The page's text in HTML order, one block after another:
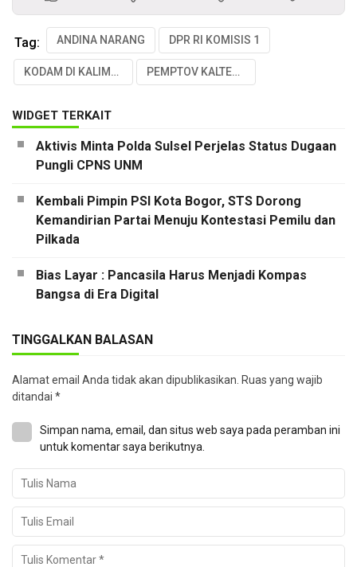
Tag: ANDINA NARANG DPR RI KOMISIS 1
KODAM DI KALIMANTAN TENGAH PEMPTOV KALTENG
WIDGET TERKAIT
Aktivis Minta Polda Sulsel Perjelas Status Dugaan
Pungli CPNS UNM
Kembali Pimpin PSI Kota Bogor, STS Dorong
Kemandirian Partai Menuju Kontestasi Pemilu dan
Pilkada
Bias Layar : Pancasila Harus Menjadi Kompas
Bangsa di Era Digital
TINGGALKAN BALASAN
Alamat email Anda tidak akan dipublikasikan. Ruas yang wajib
ditandai *
Simpan nama, email, dan situs web saya pada peramban ini
untuk komentar saya berikutnya.